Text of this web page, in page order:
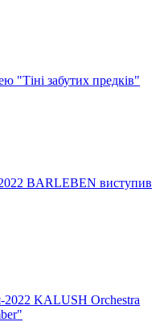
"Тіні забутих предків"
BARLEBEN виступив
2022 KALUSH Orchestra